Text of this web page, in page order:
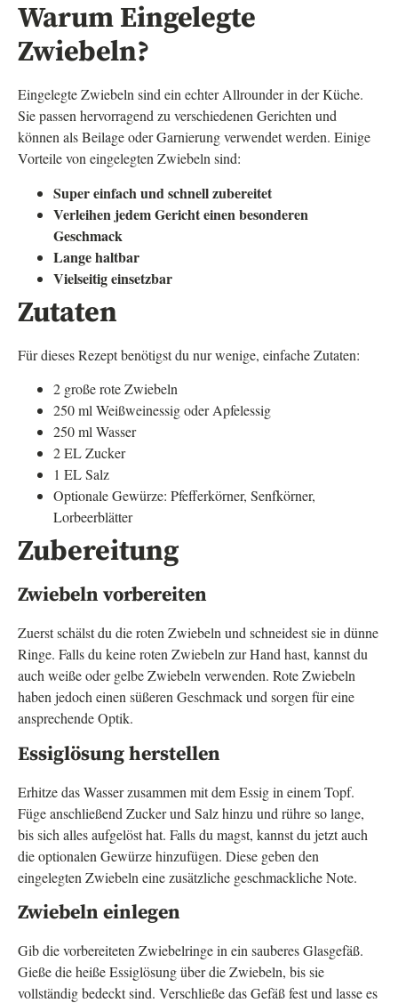
Warum Eingelegte
Zwiebeln?
Eingelegte Zwiebeln sind ein echter Allrounder in der Küche.
Sie passen hervorragend zu verschiedenen Gerichten und
können als Beilage oder Garnierung verwendet werden. Einige
Vorteile von eingelegten Zwiebeln sind:
Super einfach und schnell zubereitet
Verleihen jedem Gericht einen besonderen
Geschmack
Lange haltbar
Vielseitig einsetzbar
Zutaten
Für dieses Rezept benötigst du nur wenige, einfache Zutaten:
2 große rote Zwiebeln
250 ml Weißweinessig oder Apfelessig
250 ml Wasser
2 EL Zucker
1 EL Salz
Optionale Gewürze: Pfefferkörner, Senfkörner,
Lorbeerblätter
Zubereitung
Zwiebeln vorbereiten
Zuerst schälst du die roten Zwiebeln und schneidest sie in dünne
Ringe. Falls du keine roten Zwiebeln zur Hand hast, kannst du
auch weiße oder gelbe Zwiebeln verwenden. Rote Zwiebeln
haben jedoch einen süßeren Geschmack und sorgen für eine
ansprechende Optik.
Essiglösung herstellen
Erhitze das Wasser zusammen mit dem Essig in einem Topf.
Füge anschließend Zucker und Salz hinzu und rühre so lange,
bis sich alles aufgelöst hat. Falls du magst, kannst du jetzt auch
die optionalen Gewürze hinzufügen. Diese geben den
eingelegten Zwiebeln eine zusätzliche geschmackliche Note.
Zwiebeln einlegen
Gib die vorbereiteten Zwiebelringe in ein sauberes Glasgefäß.
Gieße die heiße Essiglösung über die Zwiebeln, bis sie
vollständig bedeckt sind. Verschließe das Gefäß fest und lasse es